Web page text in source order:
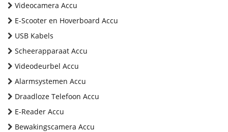
Videocamera Accu
E-Scooter en Hoverboard Accu
USB Kabels
Scheerapparaat Accu
Videodeurbel Accu
Alarmsystemen Accu
Draadloze Telefoon Accu
E-Reader Accu
Bewakingscamera Accu